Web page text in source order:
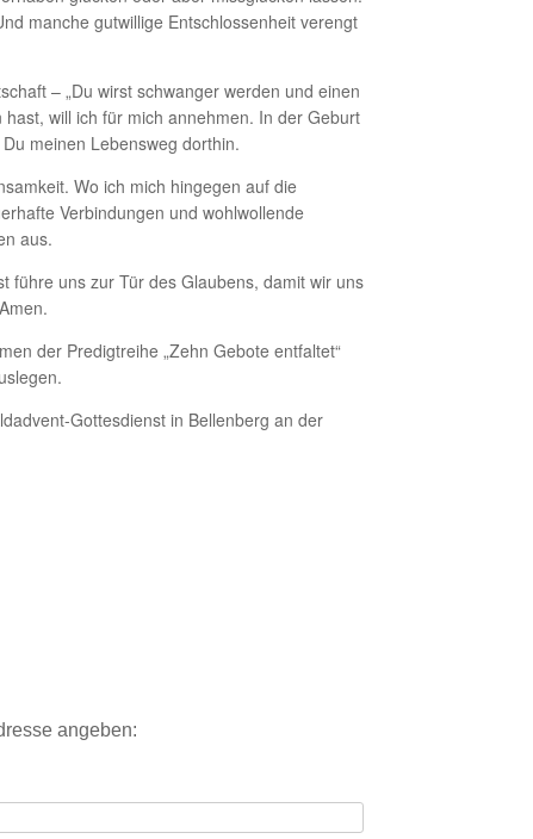
manche gutwillige Entschlossenheit verengt
– „Du wirst schwanger werden und einen
will ich für mich annehmen. In der Geburt
meinen Lebensweg dorthin.
Wo ich mich hingegen auf die
Verbindungen und wohlwollende
aus.
führe uns zur Tür des Glaubens, damit wir uns
der Predigtreihe „Zehn Gebote entfaltet“
Gottesdienst in Bellenberg an der
angeben: